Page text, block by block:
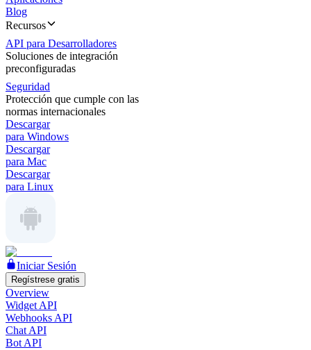
Blog
Recursos
API para Desarrolladores
Soluciones de integración
preconfiguradas
Seguridad
Protección que cumple con las
normas internacionales
Descargar
para Windows
Descargar
para Mac
Descargar
para Linux
Iniciar Sesión
Regístrese gratis
Overview
Widget API
Webhooks API
Chat API
Bot API